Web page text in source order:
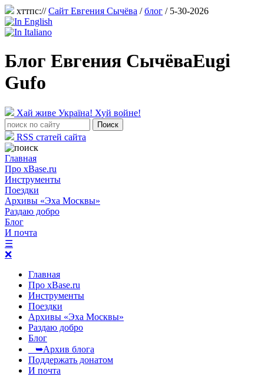
хттпс://Сайт Евгения Сычёва /блог / 5-30-2026
Блог Евгения СычёваEugi
Gufo
Хай живе Україна! Хуй войне!
RSS статей сайта
Главная
Про xBase.ru
Инструменты
Поездки
Архивы «Эха Москвы»
Раздаю добро
Блог
И почта
☰
❌
Главная
Про xBase.ru
Инструменты
Поездки
Архивы «Эха Москвы»
Раздаю добро
Блог
➥Архив блога
Поддержать донатом
И почта